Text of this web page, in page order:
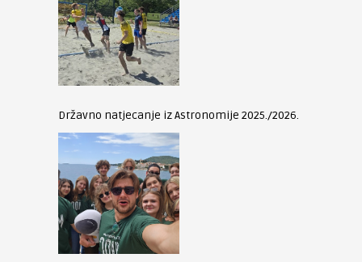
Državno natjecanje iz Astronomije 2025./2026.